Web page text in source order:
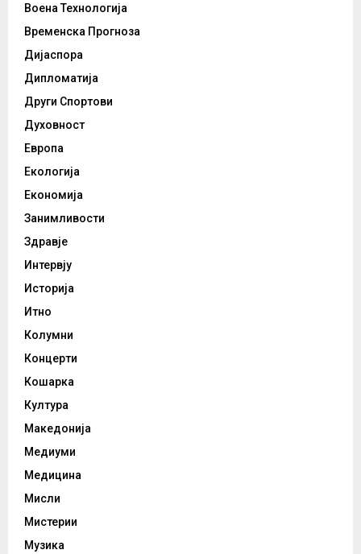
Воена Технологија
Временска Прогноза
Дијаспора
Дипломатија
Други Спортови
Духовност
Европа
Екологија
Економија
Занимливости
Здравје
Интервју
Историја
Итно
Колумни
Концерти
Кошарка
Култура
Македонија
Медиуми
Медицина
Мисли
Мистерии
Музика